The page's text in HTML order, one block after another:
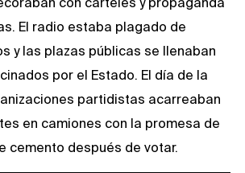
El radio estaba plagado de
y las plazas públicas se llenaban
por el Estado. El día de la
partidistas acarreaban
en camiones con la promesa de
cemento después de votar.